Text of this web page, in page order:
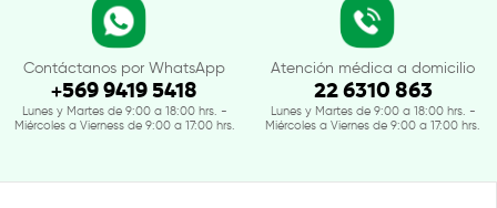
Contáctanos por WhatsApp
+569 9419 5418
Lunes y Martes de 9:00 a 18:00 hrs. -
Miércoles a Vierness de 9:00 a 17:00 hrs.
Atención médica a domicilio
22 6310 863
Lunes y Martes de 9:00 a 18:00 hrs. -
Miércoles a Viernes de 9:00 a 17:00 hrs.